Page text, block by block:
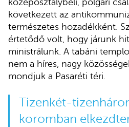
középosztálybeli, polgári
következett az
természetes hozadékként.
értetődő volt, hogy járunk
ministrálunk. A tabáni
nem a híres, nagy
mondjuk a Pasaréti téri.
Tizenkét-
koromban